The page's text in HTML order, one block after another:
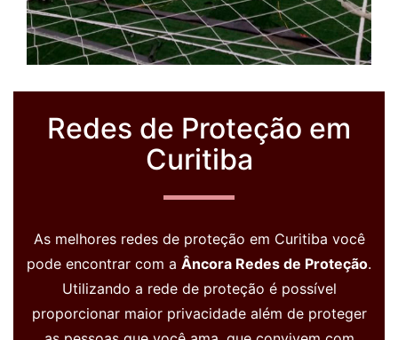
Redes de Proteção em
Curitiba
As melhores redes de proteção em Curitiba você
pode encontrar com a Âncora Redes de Proteção.
Utilizando a rede de proteção é possível
proporcionar maior privacidade além de proteger